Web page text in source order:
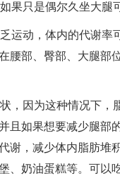
果只是偶尔久坐大腿
运动，体内的代谢率
腰部、臀部、大腿部
，因为这种情况下，
且如果想要减少腿部
谢，减少体内脂肪堆
、奶油蛋糕等。可以